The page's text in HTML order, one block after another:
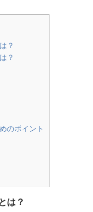
？
？
のポイント
は？